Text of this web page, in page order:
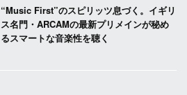
“Music First”のスピリッツ息づく。イギリ
ス名門・ARCAMの最新プリメインが秘め
るスマートな音楽性を聴く